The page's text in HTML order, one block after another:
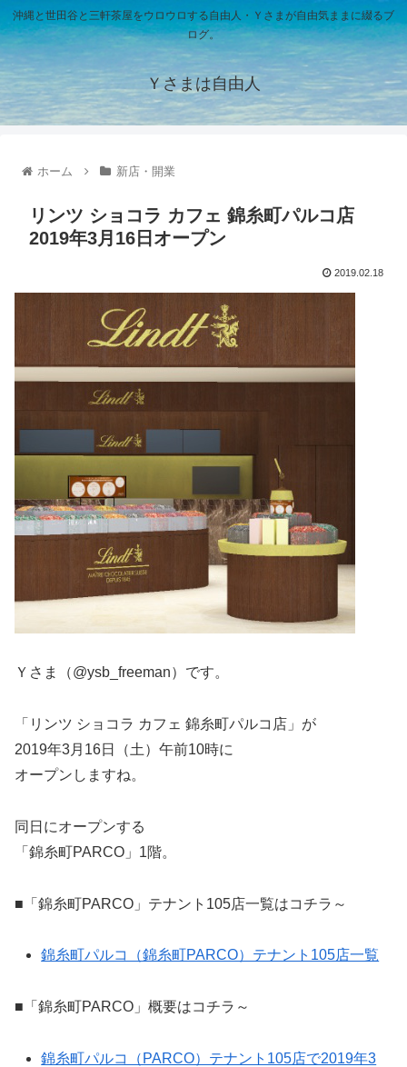
沖縄と世田谷と三軒茶屋をウロウロする自由人・Ｙさまが自由気ままに綴るブ
ログ。
Ｙさまは自由人
ホーム 新店・開業
リンツ ショコラ カフェ 錦糸町パルコ店
2019年3月16日オープン
2019.02.18
Ｙさま（@ysb_freeman）です。
「リンツ ショコラ カフェ 錦糸町パルコ店」が
2019年3月16日（土）午前10時に
オープンしますね。
同日にオープンする
「錦糸町PARCO」1階。
■「錦糸町PARCO」テナント105店一覧はコチラ～
錦糸町パルコ（錦糸町PARCO）テナント105店一覧
■「錦糸町PARCO」概要はコチラ～
錦糸町パルコ（PARCO）テナント105店で2019年3